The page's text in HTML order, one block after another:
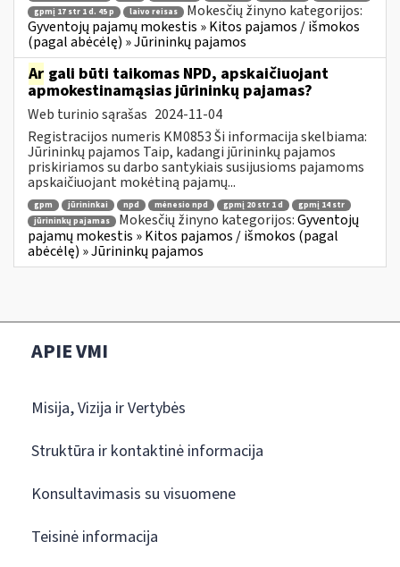
gpmį 17 str 1 d. 45 p
laivo reisas
Mokesčių žinyno kategorijos:
Gyventojų pajamų mokestis » Kitos pajamos / išmokos
(pagal abėcėlę) » Jūrininkų pajamos
Ar gali būti taikomas NPD, apskaičiuojant
apmokestinamąsias jūrininkų pajamas?
Web turinio sąrašas 2024-11-04
Registracijos numeris KM0853 Ši informacija skelbiama:
Jūrininkų pajamos Taip, kadangi jūrininkų pajamos
priskiriamos su darbo santykiais susijusioms pajamoms
apskaičiuojant mokėtiną pajamų...
gpm jūrininkai npd mėnesio npd gpmį 20 str 1 d
gpmį 14 str
jūrininkų pajamas
Mokesčių žinyno kategorijos:Gyventojų
pajamų mokestis » Kitos pajamos / išmokos (pagal
abėcėlę) » Jūrininkų pajamos
APIE VMI
Misija, Vizija ir Vertybės
Struktūra ir kontaktinė informacija
Konsultavimasis su visuomene
Teisinė informacija